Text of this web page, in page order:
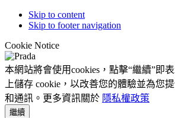
Skip to content
Skip to footer navigation
Cookie Notice
本網站將會使用cookies，點擊“繼續”即
上儲存 cookie，以改善您的體驗並為您
和通訊。更多資訊關於 隱私權政策
繼續